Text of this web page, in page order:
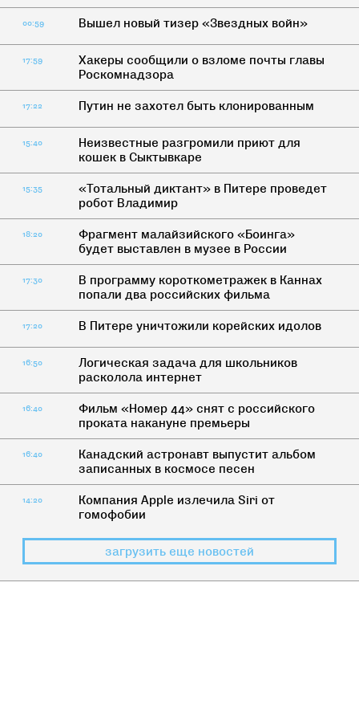
00:59 Вышел новый тизер «Звездных войн»
17:59
Хакеры сообщили о взломе почты главы
Роскомнадзора
17:22 Путин не захотел быть клонированным
15:40
Неизвестные разгромили приют для
кошек в Сыктывкаре
15:35
«Тотальный диктант» в Питере проведет
робот Владимир
18:20
Фрагмент малайзийского «Боинга»
будет выставлен в музее в России
17:30
В программу короткометражек в Каннах
попали два российских фильма
17:20 В Питере уничтожили корейских идолов
16:50
Логическая задача для школьников
расколола интернет
16:40
Фильм «Номер 44» снят с российского
проката накануне премьеры
16:40
Канадский астронавт выпустит альбом
записанных в космосе песен
14:20
Компания Apple излечила Siri от
гомофобии
загрузить еще новостей